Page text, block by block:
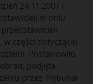
24.11.2007 r.
w dniu
części dotyczącej
Postanowiło,
podjęte
przez Trybunał